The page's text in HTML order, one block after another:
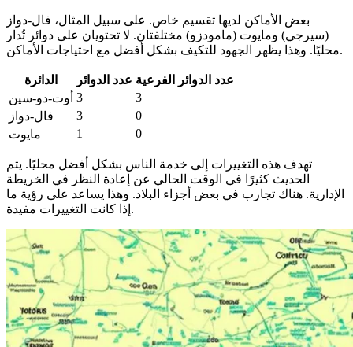
بعض الأماكن لديها تقسيم خاص. على سبيل المثال، فال-دواز
(سيرجي) ومايوت (مامودزو) مختلفتان. لا تحتويان على دوائر تُدار
محليًا. وهذا يظهر الجهود للتكيف بشكل أفضل مع احتياجات الأماكن.
الدائرة عدد الدوائر عدد الدوائر الفرعية
أوت-دو-سين 3
3
فال-دواز
3
0
مايوت
1 0
تهدف هذه التغييرات إلى خدمة الناس بشكل أفضل محليًا. يتم
الحديث كثيرًا في الوقت الحالي عن إعادة النظر في الخريطة
الإدارية. هناك تجارب في بعض أجزاء البلاد. وهذا يساعد على رؤية ما
إذا كانت التغييرات مفيدة.